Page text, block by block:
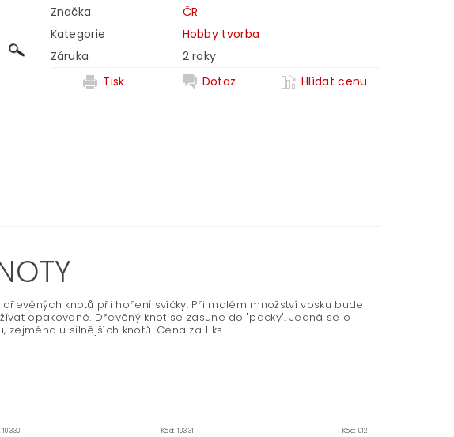
Značka
ČR
Kategorie
Hobby tvorba
Záruka
2 roky
Tisk
Dotaz Hlídat cenu
knotů při hoření svíčky. Při malém množství vosku bude
opakovaně. Dřevěný knot se zasune do "packy". Jedná se o
u silnějších knotů. Cena za 1 ks.
10330 Kód: 10331 Kód: 012